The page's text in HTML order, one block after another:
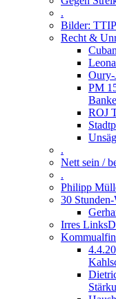
.
Bilder:
Recht &
Oury-
PM
ROJ
.
Nett sein /
.
Philipp
30
Irres